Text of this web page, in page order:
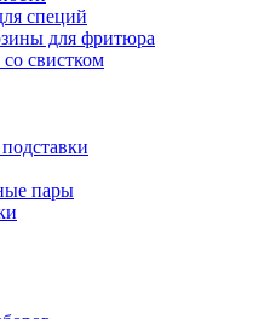
специй
для фритюра
свистком
пары